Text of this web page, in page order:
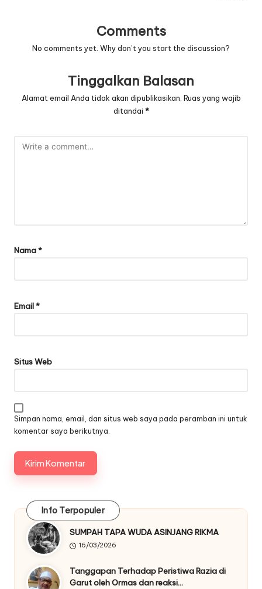
Comments
No comments yet. Why don’t you start the discussion?
Tinggalkan Balasan
Alamat email Anda tidak akan dipublikasikan. Ruas yang wajib
ditandai *
Nama*
Email*
Situs Web
Simpan nama, email, dan situs web saya pada peramban ini untuk
komentar saya berikutnya.
Info Terpopuler
SUMPAH TAPA WUDA ASINJANG RIKMA
16/03/2026
Tanggapan Terhadap Peristiwa Razia di
Garut oleh Ormas dan reaksi…